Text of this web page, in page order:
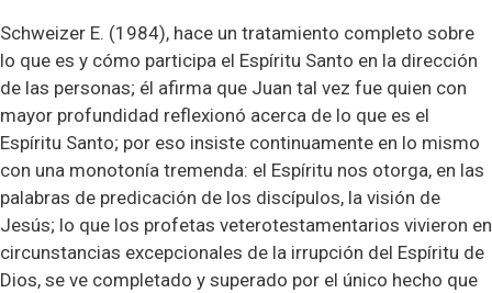
Schweizer E. (1984), hace un tratamiento completo sobre
lo que es y cómo participa el Espíritu Santo en la dirección
de las personas; él afirma que Juan tal vez fue quien con
mayor profundidad reflexionó acerca de lo que es el
Espíritu Santo; por eso insiste continuamente en lo mismo
con una monotonía tremenda: el Espíritu nos otorga, en las
palabras de predicación de los discípulos, la visión de
Jesús; lo que los profetas veterotestamentarios vivieron en
circunstancias excepcionales de la irrupción del Espíritu de
Dios, se ve completado y superado por el único hecho que